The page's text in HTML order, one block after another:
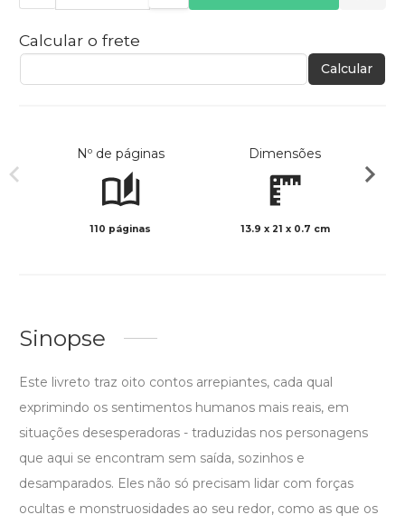
Calcular o frete
Calcular
Nº de páginas
110 páginas
Dimensões
13.9 x 21 x 0.7 cm
Sinopse
Este livreto traz oito contos arrepiantes, cada qual
exprimindo os sentimentos humanos mais reais, em
situações desesperadoras - traduzidas nos personagens
que aqui se encontram sem saída, sozinhos e
desamparados. Eles não só precisam lidar com forças
ocultas e monstruosidades ao seu redor, como as que os